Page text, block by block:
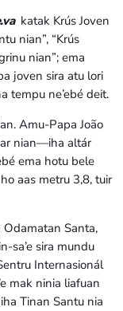
katak Krús Joven
nian”, “Krús
nian”; ema
joven sira atu lori
tempu ne’ebé deit.
Amu-Papa João
nian—iha altár
ema hotu bele
aas metru 3,8, tuir
Santa,
sa’e sira mundu
Internasionál
mak ninia liafuan
iha Tinan Santu nia